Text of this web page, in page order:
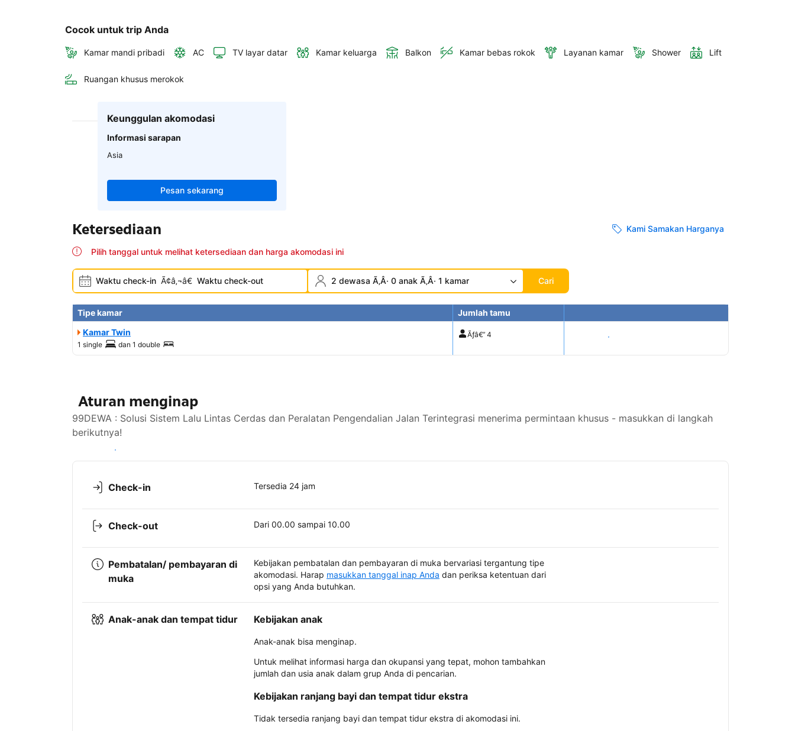
Cocok untuk trip Anda
Kamar mandi pribadi AC TV layar datar Kamar keluarga Balkon Kamar bebas rokok Layanan kamar Shower Lift
Ruangan khusus merokok
Keunggulan akomodasi
Informasi sarapan
Asia
Pesan sekarang
Ketersediaan Kami Samakan Harganya
Pilih tanggal untuk melihat ketersediaan dan harga akomodasi ini
Waktu check-in Ã¢â‚¬â€ Waktu check-out 2 dewasa Ã‚Â· 0 anak Ã‚Â· 1 kamar Cari
Tipe kamar
Jumlah tamu
Kamar Twin
1 single dan 1 double
Ãƒâ€” 4 Tampilkan harga
Aturan menginap
99DEWA : Solusi Sistem Lalu Lintas Cerdas dan Peralatan Pengendalian Jalan Terintegrasi menerima permintaan khusus - masukkan di langkah
berikutnya!
Lihat ketersediaan
Check-in Tersedia 24 jam
Check-out Dari 00.00 sampai 10.00
Pembatalan/ pembayaran di
muka
Kebijakan pembatalan dan pembayaran di muka bervariasi tergantung tipe
akomodasi. Harap masukkan tanggal inap Anda dan periksa ketentuan dari
opsi yang Anda butuhkan.
Anak-anak dan tempat tidur Kebijakan anak
Anak-anak bisa menginap.
Untuk melihat informasi harga dan okupansi yang tepat, mohon tambahkan
jumlah dan usia anak dalam grup Anda di pencarian.
Kebijakan ranjang bayi dan tempat tidur ekstra
Tidak tersedia ranjang bayi dan tempat tidur ekstra di akomodasi ini.